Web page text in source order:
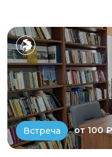
Встреча от 100 ₽